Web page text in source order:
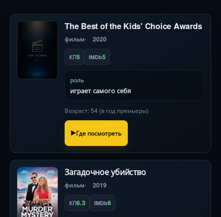
The Best of the Kids' Choice Awards
фильм 2020
КП5 IMDb5
роль
играет самого себя
Возраст: 54 (в год премьеры)
Где посмотреть
Загадочное убийство
фильм 2019
КП6.3 IMDb6